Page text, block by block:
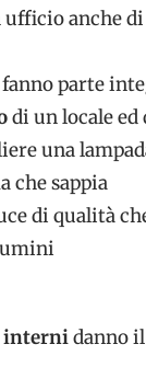
anche di
fanno parte
di un locale
una
che sappia
di qualità
internidanno